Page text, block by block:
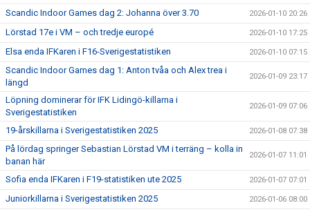
Scandic Indoor Games dag 2: Johanna över 3.70 2026-01-10 20:26
Lörstad 17e i VM – och tredje europé 2026-01-10 17:25
Elsa enda IFKaren i F16-Sverigestatistiken 2026-01-10 07:15
Scandic Indoor Games dag 1: Anton tvåa och Alex trea i
längd
2026-01-09 23:17
Löpning dominerar för IFK Lidingö-killarna i
Sverigestatistiken
2026-01-09 07:06
19-årskillarna i Sverigestatistiken 2025 2026-01-08 07:38
På lördag springer Sebastian Lörstad VM i terräng – kolla in
banan här
2026-01-07 11:01
Sofia enda IFKaren i F19-statistiken ute 2025 2026-01-07 07:01
Juniorkillarna i Sverigestatistiken 2025 2026-01-06 08:00